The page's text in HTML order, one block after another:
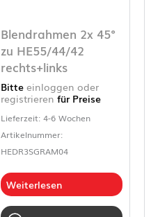
Blendrahmen 2x 45°
zu HE55/44/42
rechts+links
Bitte einloggen oder
registrieren für Preise
Lieferzeit: 4-6 Wochen
Artikelnummer:
HEDR3SGRAM04
Weiterlesen